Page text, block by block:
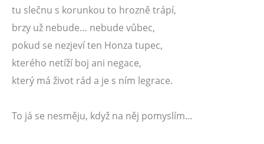
tu slečnu s korunkou to hrozně trápí,
brzy už nebude… nebude vůbec,
pokud se nezjeví ten Honza tupec,
kterého netíží boj ani negace,
který má život rád a je s ním legrace.
To já se nesměju, když na něj pomyslím…